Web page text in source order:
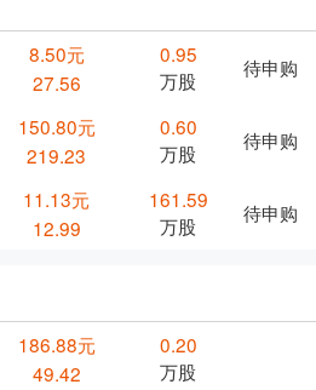
8.50元
27.56
0.95
万股
待申购
150.80元
219.23
0.60
万股
待申购
11.13元
12.99
161.59
万股
待申购
186.88元
49.42
0.20
万股